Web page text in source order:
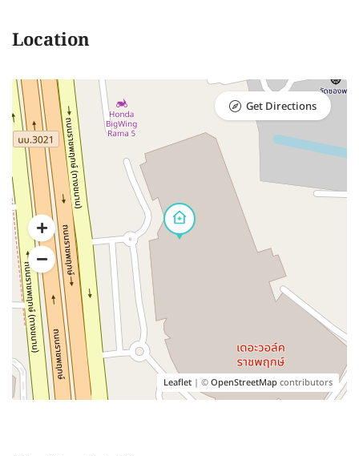
Location
Leaflet | ©OpenStreetMapcontributors
Get Directions